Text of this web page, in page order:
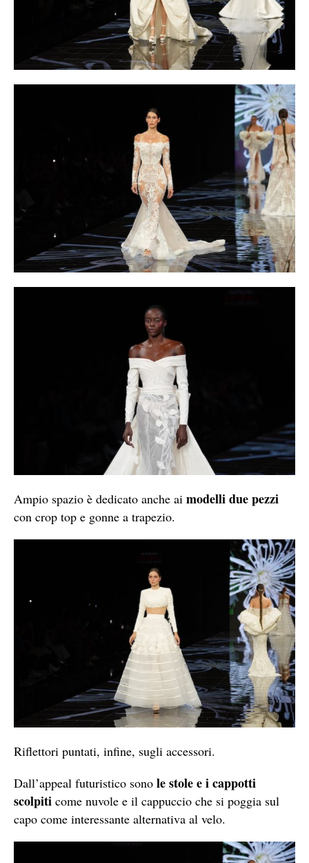
Ampio spazio è dedicato anche ai modelli due pezzi
con crop top e gonne a trapezio.
Riflettori puntati, infine, sugli accessori.
Dall’appeal futuristico sono le stole e i cappotti
scolpiti come nuvole e il cappuccio che si poggia sul
capo come interessante alternativa al velo.